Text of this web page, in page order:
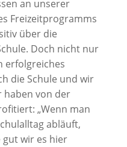
an unserer
Freizeitprogramms
über die
Doch nicht nur
erfolgreiches
die Schule und wir
haben von der
„Wenn man
abläuft,
wir es hier